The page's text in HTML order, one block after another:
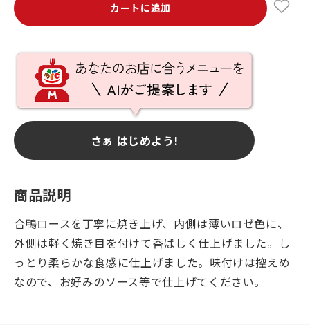
カートに追加
さぁ はじめよう!
商品説明
合鴨ロースを丁寧に焼き上げ、内側は薄いロゼ色に、
外側は軽く焼き目を付けて香ばしく仕上げました。し
っとり柔らかな食感に仕上げました。味付けは控えめ
なので、お好みのソース等で仕上げてください。